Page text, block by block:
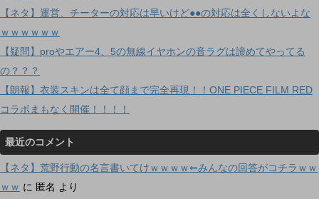
【ネタ】運営、チーターの対応は早いけど●●の対応は全くしないよな
ｗｗｗｗｗｗ
【疑問】proやエアー4、5の無線イヤホンの音ラグは諦めてやってる
の？？？
【朗報】衣装スキンは全て顔まで完全再現！！ONE PIECE FILM RED
コラボまもなく開催！！！！
最近のコメント
【ネタ】荒野行動の名言書いてけｗｗｗｗ⇐みんなの回答がコチラｗｗ
ｗｗ に 匿名 より